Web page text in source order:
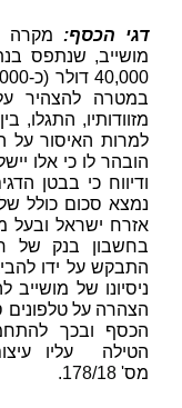
דגי הכסף: מקרה
מושייב, שנתפס
מזוודותיו, התגלו,
למרות האיסור על
הובהר לו כי אלו
ודיווח כי בבטן
אזרח ישראל ובעל
בחשבון בנק של
התבקש על ידו
ניסיונו של
הצהרה על
הכסף ובכך
מס' 178/18.